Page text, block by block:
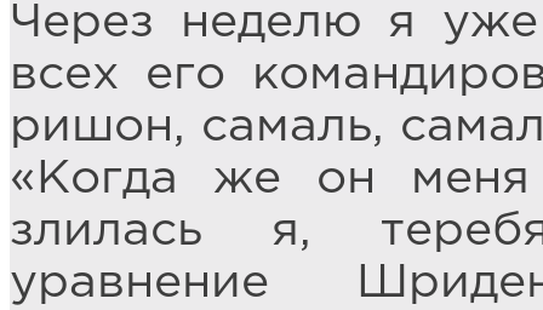
Через неделю я
всех его
ришон, самаль,
«Когда же он меня
злилась я,
уравнение